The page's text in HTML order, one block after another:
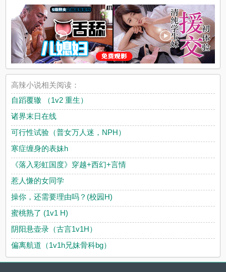
高辣小说相关阅读：
自蹈覆辙 （1v2 重生）
诸界末日在线
可行性试验（普女万人迷，NPH）
寒症缠身的表妹h
《落入彩虹国度》穿越+西幻+言情
惹人慊的女同学
操你，还需要理由吗？(校园H)
蜜桃熟了 (1v1 H)
阴阳悬壶录（古言1v1H）
偏离航道（1v1h兄妹骨科bg）